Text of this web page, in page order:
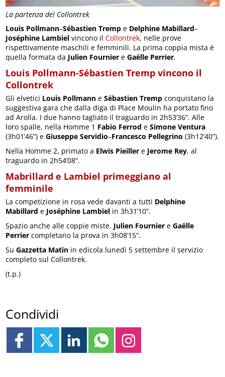
La partenza del Collontrek
Louis Pollmann–Sébastien Tremp e Delphine Mabillard–
Joséphine Lambiel vincono ilCollontrek, nelle prove
rispettivamente maschili e femminili. La prima coppia mista è
quella formata da Julien Fournier eGaëlle Perrier.
Louis Pollmann-Sébastien Tremp vincono il
Collontrek
Gli elvetici Louis Pollmann eSébastien Tremp conquistano la
suggestiva gara che dalla diga di Place Moulin ha portato fino
ad Arolla. I due hanno tagliato il traguardo in 2h53’36”. Alle
loro spalle, nella Homme 1 Fabio Ferrod eSimone Ventura
(3h01’46”) eGiuseppe Servidio–Francesco Pellegrino (3h12’40”).
Nella Homme 2, primato a Elwis Pieiller e Jerome Rey, al
traguardo in 2h54’08”.
Mabrillard e Lambiel primeggiano al
femminile
La competizione in rosa vede davanti a tutti Delphine
Mabillard e Joséphine Lambiel in 3h31’10”.
Spazio anche alle coppie miste. Julien Fournier eGaëlle
Perrier completano la prova in 3h08’15”.
SuGazzetta Matin in edicola lunedì 5 settembre il servizio
completo sul Collontrek.
(t.p.)
Condividi